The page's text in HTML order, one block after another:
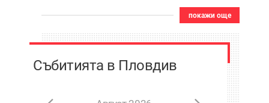
покажи още
Събитията в Пловдив